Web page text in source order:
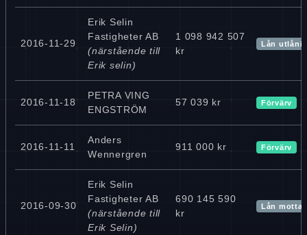
2016-11-29
Erik Selin
Fastigheter AB
(närstående till
Erik selin)
1 098 942 507
kr
Lån
2016-11-18
PETRA VING
ENGSTRÖM
57 039 kr Förvärv
2016-11-11
Anders
Wennergren
911 000 kr Förvärv
2016-09-30
Erik Selin
Fastigheter AB
(närstående till
Erik Selin)
690 145 590
kr
Lån